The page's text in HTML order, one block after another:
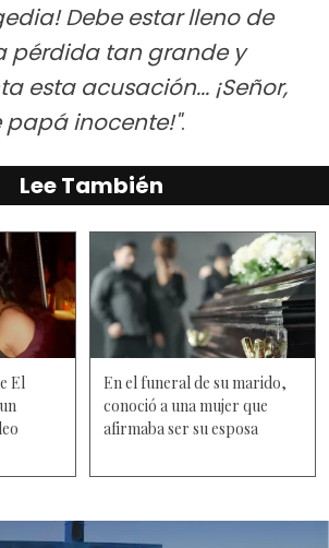
Debe estar lleno de
pérdida tan grande y
esta acusación... ¡Señor,
papá inocente!".
Lee También
El
En el funeral de su marido,
conoció a una mujer que
afirmaba ser su esposa